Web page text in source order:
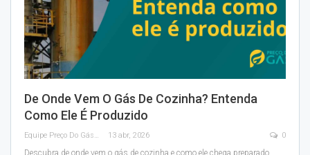
De Onde Vem O Gás De Cozinha? Entenda
Como Ele É Produzido
Equipe Preço Do Gás 13 abr, 2026 0